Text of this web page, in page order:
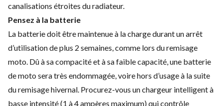
canalisations étroites du radiateur.
Pensez à la batterie
La batterie doit être maintenue à la charge durant un arrêt
d’utilisation de plus 2 semaines, comme lors du remisage
moto. Dû à sa compacité et à sa faible capacité, une batterie
de moto sera très endommagée, voire hors d’usage à la suite
du remisage hivernal. Procurez-vous un chargeur intelligent à
basse intensité (1 à 4 ampères maximum) qui contrôle